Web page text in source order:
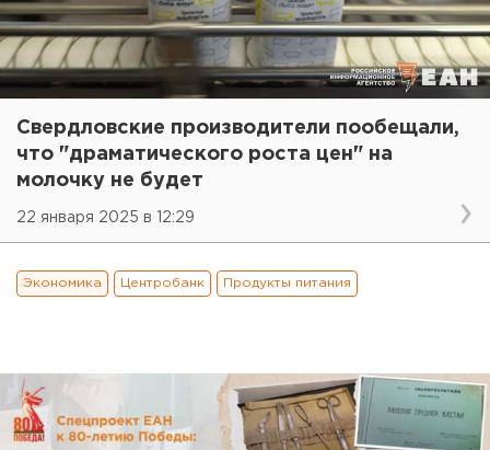
Свердловские производители пообещали,
что "драматического роста цен" на
молочку не будет
22 января 2025 в 12:29
Экономика Центробанк Продукты питания